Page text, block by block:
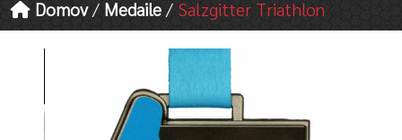
Domov/ Medaile / Salzgitter Triathlon